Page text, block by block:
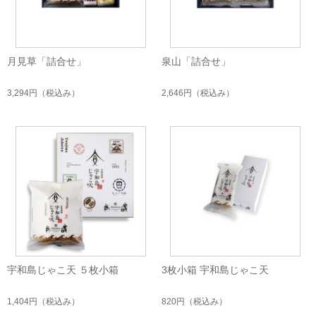
月見草「詰合せ」
3,294円 （税込み）
泉山「詰合せ」
2,646円 （税込み）
宇和島じゃこ天 ５枚小箱
1,404円 （税込み）
3枚小箱 宇和島じゃこ天
820円 （税込み）